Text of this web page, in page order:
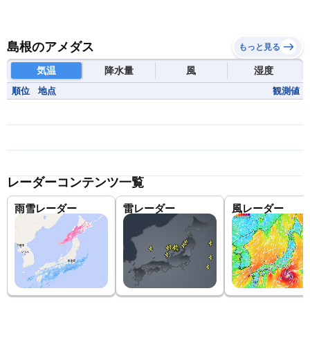
島根のアメダス もっと見る
気温 降水量 風 湿度
順位 地点 観測値
レーダーコンテンツ一覧
雨雪レーダー 雷レーダー 風レーダー